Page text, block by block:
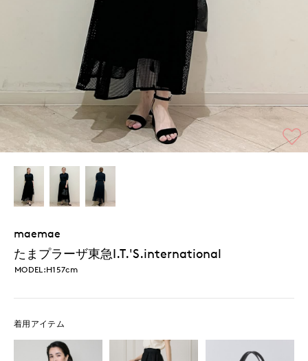
maemae
たまプラーザ東急I.T.'S.international
MODEL:H157cm
着用アイテム